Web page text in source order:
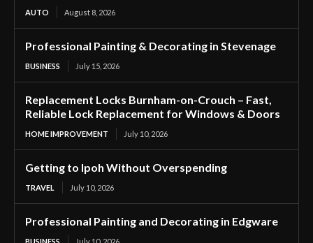
AUTO August 8, 2026
Professional Painting & Decorating in Stevenage
BUSINESS July 15, 2026
Replacement Locks Burnham-on-Crouch – Fast,
Reliable Lock Replacement for Windows & Doors
HOME IMPROVEMENT July 10, 2026
Getting to Ipoh Without Overspending
TRAVEL July 10, 2026
Professional Painting and Decorating in Edgware